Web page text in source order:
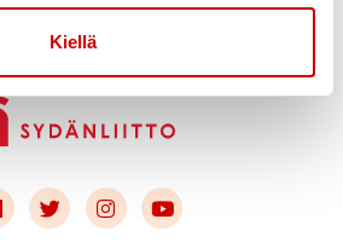
Kiellä
Link to facebook
Link to twitter
Link to instagram
Link to youtube